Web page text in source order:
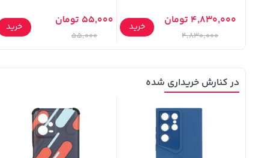
4,830,000 تومان
4,830,000
خرید 55,000 تومان
55,000
خرید
در کنارش خریداری شده